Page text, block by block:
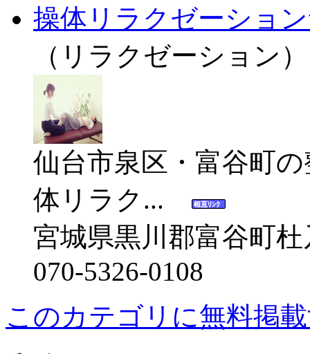
操体リラクゼーショ
（リラクゼーション）
仙台市泉区・富谷町
体リラク...
宮城県黒川郡富谷町
070-5326-0108
このカテゴリに無料掲